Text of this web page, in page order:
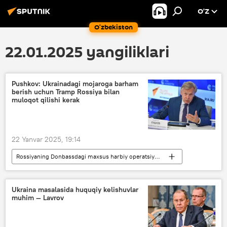
O‘zbekiston
O’Z
22.01.2025 yangiliklari
Pushkov: Ukrainadagi mojaroga barham
berish uchun Tramp Rossiya bilan
muloqot qilishi kerak
22 Yanvar 2025, 19:14
Rossiyaning Donbassdagi maxsus harbiy operatsiyasi
Dunyo yangiliklari
Dunyoda
Rossiya
AQSh
Donald Tramp
Ukraina
Ukraina masalasida huquqiy kelishuvlar
muhim — Lavrov